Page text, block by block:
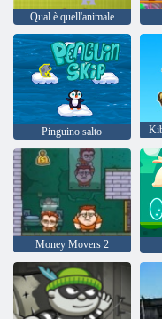
Qual è quell'animale
Pinguino salto
Money Movers 2